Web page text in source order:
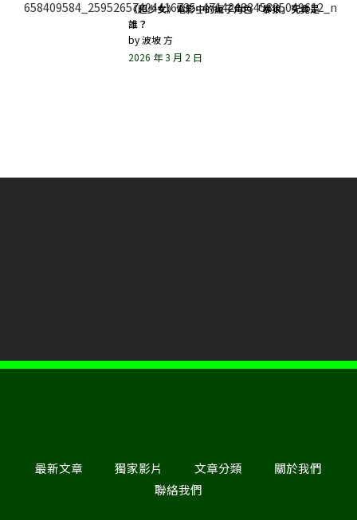
《超少女》電影中的瘋子角色「暴狼」究竟是
誰？
by波坡 方
2026 年 3 月 2 日
最新文章 獨家影片 文章分類
關於我們
聯絡我們